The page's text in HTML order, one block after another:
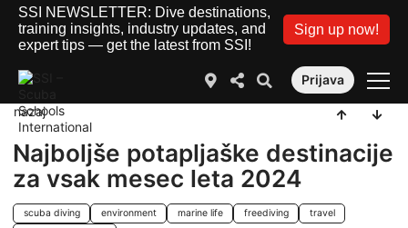
SSI NEWSLETTER: Dive destinations,
training insights, industry updates, and
expert tips — get the latest from SSI!
Sign up now!
Prijava
nazaj
Najboljše potapljaške destinacije
za vsak mesec leta 2024
scuba diving environment marine life freediving
travel